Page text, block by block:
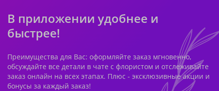
В приложении удобнее и
быстрее!
Преимущества для Вас: оформляйте заказ мгновенно,
обсуждайте все детали в чате с флористом и отслеживайте
заказ онлайн на всех этапах. Плюс - эксклюзивные акции и
бонусы за каждый заказ!